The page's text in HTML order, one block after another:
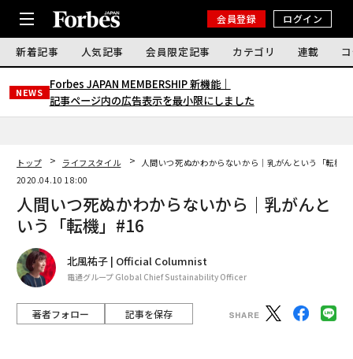
会員登録 ログイン
新着記事 人気記事 会員限定記事 カテゴリ 連載
NEWS
Forbes JAPAN MEMBERSHIP 新機能｜
記事ページ内の広告表示を最小限にしました
トップ ライフスタイル
人間いつ死ぬかわからないから｜乳がんという「転機
2020.04.10 18:00
人間いつ死ぬかわからないから｜乳がんと
いう「転機」#16
北風祐子 | Official Columnist
電通グループ Global Chief Sustainability Officer
著者フォロー 記事を保存